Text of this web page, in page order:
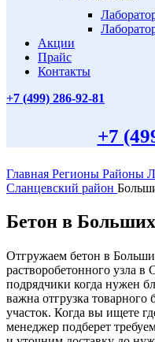
Акции
Прайс
Контакты
+7 (499) 286-92-81
+7
Главная Регионы Районы
Сланцевский район
Бетон в
Отгружаем бетон в
растворобетонного узла
подрядчики когда нужен
важна отгрузка товарного
участок. Когда вы ищете
менеджер подберет